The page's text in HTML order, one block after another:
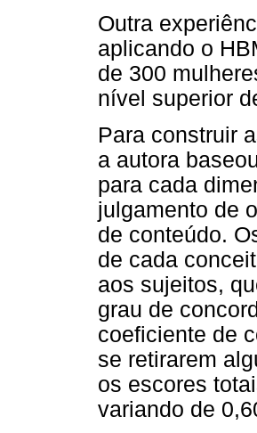
Outra
aplicando o
de 300
nível superior
Para construir
a autora
para cada
julgamento de
de conteúdo.
de cada
aos sujeitos,
grau de
coeficiente de
se retirarem
os escores
variando de